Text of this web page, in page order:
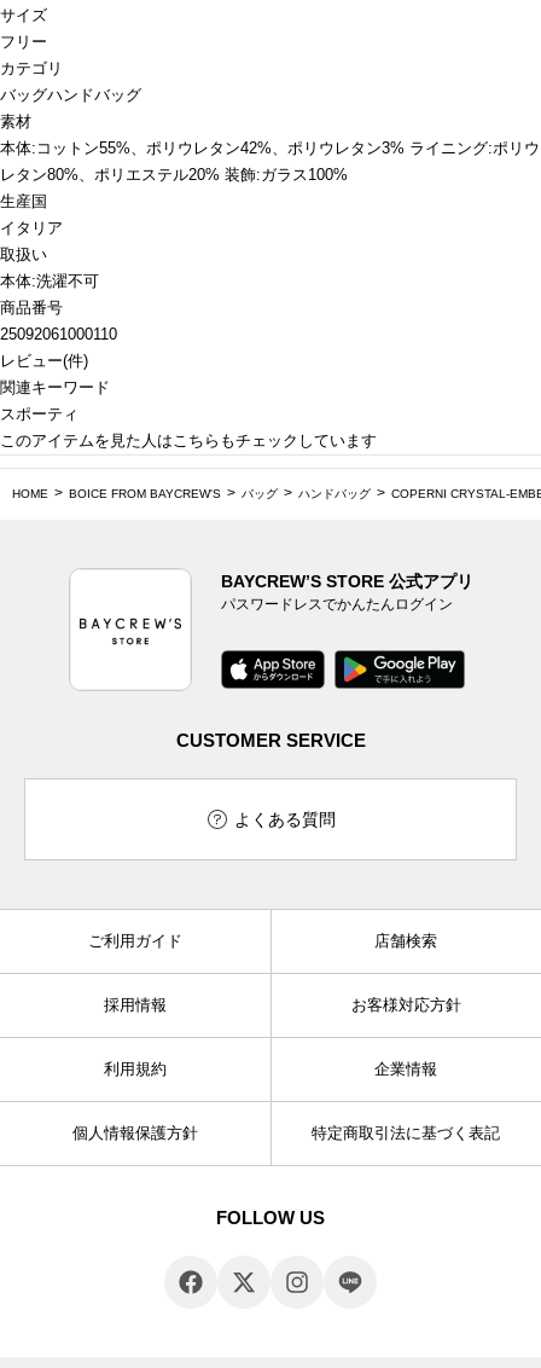
サイズ
フリー
カテゴリ
バッグハンドバッグ
素材
本体:コットン55%、ポリウレタン42%、ポリウレタン3% ライニング:ポリウ
レタン80%、ポリエステル20% 装飾:ガラス100%
生産国
イタリア
取扱い
本体:洗濯不可
商品番号
25092061000110
レビュー(件)
関連キーワード
スポーティ
このアイテムを見た人はこちらもチェックしています
HOME BOICE FROM BAYCREW'S バッグ ハンドバッグ COPERNI CRYSTAL-
BAYCREW’S STORE 公式アプリ
パスワードレスでかんたんログイン
CUSTOMER SERVICE
よくある質問
ご利用ガイド 店舗検索
採用情報 お客様対応方針
利用規約 企業情報
個人情報保護方針 特定商取引法に基づく表記
FOLLOW US